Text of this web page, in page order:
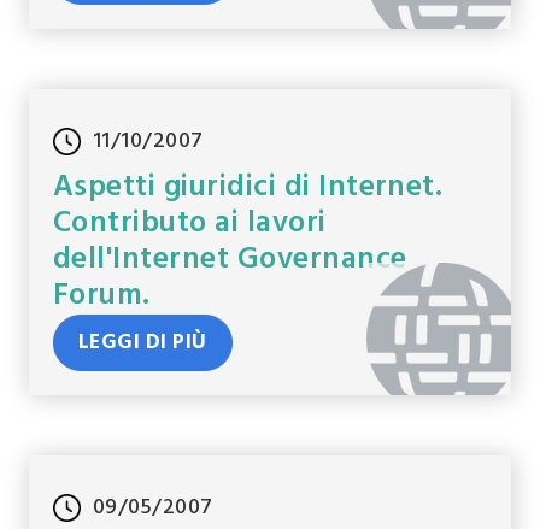
11/10/2007
Aspetti giuridici di Internet.
Contributo ai lavori
dell'Internet Governance
Forum.
LEGGI DI PIÙ
09/05/2007